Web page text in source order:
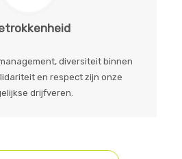
diversiteit binnen
en respect zijn onze
drijfveren.